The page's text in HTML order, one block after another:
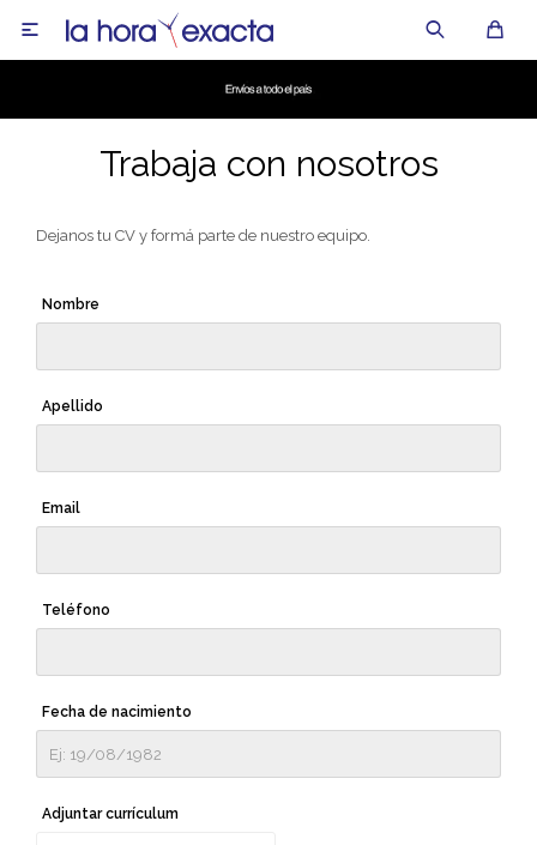

Trabaja con nosotros
Dejanos tu CV y formá parte de nuestro equipo.
Nombre
Apellido
Email
Teléfono
Fecha de nacimiento
Adjuntar currículum